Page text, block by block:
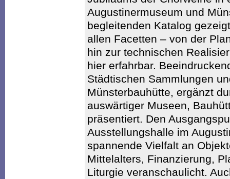
Augustinermuseum und
begleitenden Katalog
allen Facetten – von der
hin zur technischen
hier erfahrbar.
Städtischen Sammlungen
Münsterbauhütte, ergänzt
auswärtiger Museen,
präsentiert. Den
Ausstellungshalle im
spannende Vielfalt an
Mittelalters, Finanzierung,
Liturgie veranschaulicht.